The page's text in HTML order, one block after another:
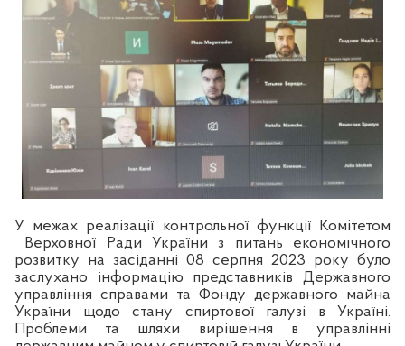
У межах реалізації контрольної функції Комітетом
Верховної Ради України з питань економічного
розвитку на засіданні 08 серпня 2023 року було
заслухано інформацію представників Державного
управління справами та Фонду державного майна
України щодо стану спиртової галузі в Україні.
Проблеми та шляхи вирішення в управлінні